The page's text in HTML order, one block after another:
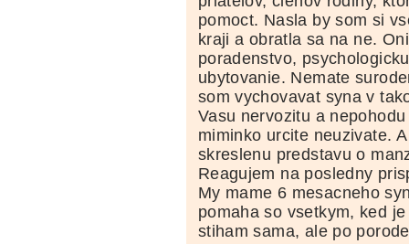
pomoct. Nasla by som si
kraji a obratla sa na ne.
poradenstvo,
ubytovanie. Nemate
som vychovavat syna v
Vasu nervozitu a
miminko urcite neuzivate.
skreslenu predstavu o
Reagujem na posledny
My mame 6 mesacneho
pomaha so vsetkym, ked
stiham sama, ale po